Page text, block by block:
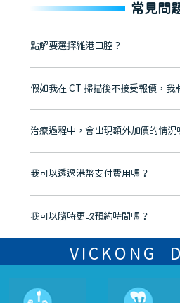
常見問
點解要選擇維港口腔？
維港口腔踐行「醫道濟世」的大學校訓，
牌」、「2025香港企業領袖品牌」，是諾
至今已服務超過三十個國家和地區的顧客
市市民極高的口碑評價及信任推薦 珠海、
有咨詢及服務保障中心，有任何問題都可
假如我在 CT 掃描後不接受報價，我
不會！只要未開始實際服務之前，你不會
治療過程中，會出現額外加價的情況
不會，治療前我們會詳細說明治療方案及
我可以透過港幣支付費用嗎？
可以。維港口腔會按照當日匯率轉算收取
我可以隨時更改預約時間嗎？
可以，請盡早通過wechat或whatsapp聯
的時間及資料，並且重新預約的日期及時段
VICKONG